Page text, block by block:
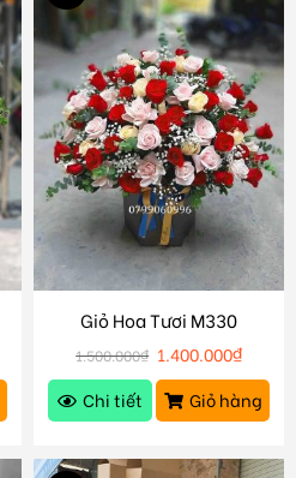
Giỏ Hoa Tươi M330
1.500.000₫ 1.400.000₫
Chi tiết
Giỏ hàng